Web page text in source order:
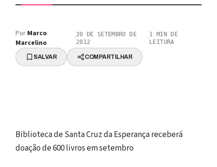
Por Marco
Marcelino
·20 DE SETEMBRO DE
2012
·1 MIN DE
LEITURA
SALVAR COMPARTILHAR
Biblioteca de Santa Cruz da Esperança receberá
doação de 600 livros em setembro